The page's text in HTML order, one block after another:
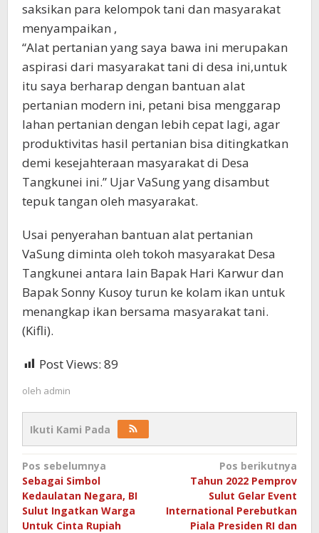
saksikan para kelompok tani dan masyarakat
menyampaikan ,
“Alat pertanian yang saya bawa ini merupakan
aspirasi dari masyarakat tani di desa ini,untuk
itu saya berharap dengan bantuan alat
pertanian modern ini, petani bisa menggarap
lahan pertanian dengan lebih cepat lagi, agar
produktivitas hasil pertanian bisa ditingkatkan
demi kesejahteraan masyarakat di Desa
Tangkunei ini.” Ujar VaSung yang disambut
tepuk tangan oleh masyarakat.
Usai penyerahan bantuan alat pertanian
VaSung diminta oleh tokoh masyarakat Desa
Tangkunei antara lain Bapak Hari Karwur dan
Bapak Sonny Kusoy turun ke kolam ikan untuk
menangkap ikan bersama masyarakat tani.
(Kifli).
Post Views: 89
oleh admin
Ikuti Kami Pada
Navigasi
pos
Pos sebelumnya
Sebagai Simbol
Kedaulatan Negara, BI
Sulut Ingatkan Warga
Untuk Cinta Rupiah
Pos berikutnya
Tahun 2022 Pemprov
Sulut Gelar Event
International Perebutkan
Piala Presiden RI dan